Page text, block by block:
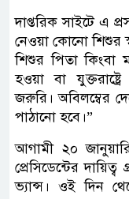
দাপ্তরিক সাইটে এ
নেওয়া কোনো শিশুর
শিশুর পিতা
হওয়া বা
জরুরি। অবিলম্বের
পাঠানো হবে।”
আগামী ২০
প্রেসিডেন্টের
ভ্যান্স। ওই দিন